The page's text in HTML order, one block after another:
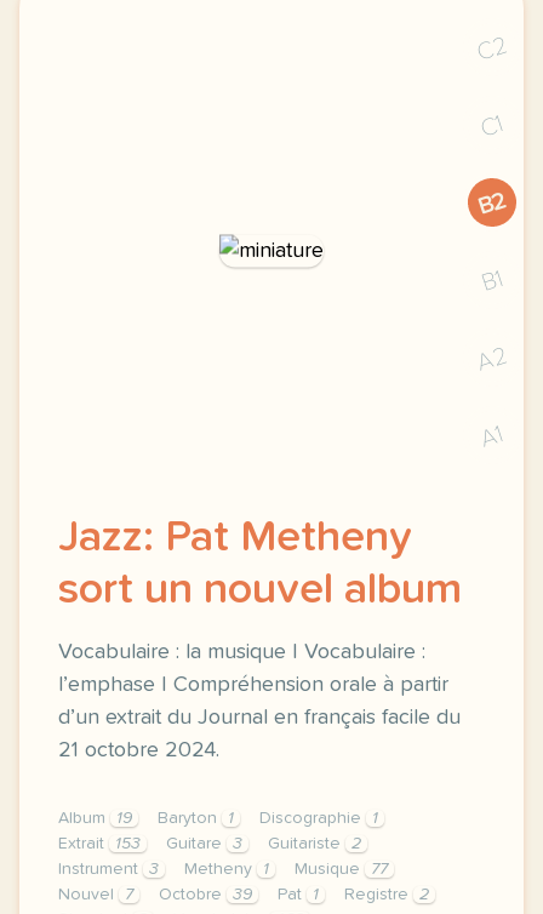
C2
C1
B2
B1
A2
A1
Jazz: Pat Metheny
sort un nouvel album
Vocabulaire : la musique | Vocabulaire :
l’emphase | Compréhension orale à partir
d’un extrait du Journal en français facile du
21 octobre 2024.
Album 19 Baryton 1 Discographie
1
Extrait
153 Guitare 3 Guitariste
2
Instrument
3 Metheny 1 Musique
77
Nouvel
7 Octobre 39 Pat 1 Registre
2